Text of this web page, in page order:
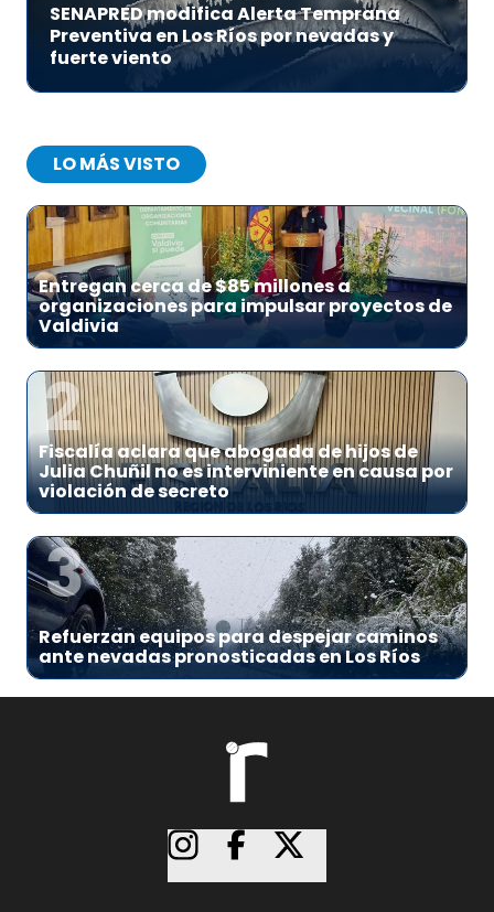
SENAPRED modifica Alerta Temprana
Preventiva en Los Ríos por nevadas y
fuerte viento
LO MÁS VISTO
1
Entregan cerca de $85 millones a
organizaciones para impulsar proyectos de
Valdivia
2
Fiscalía aclara que abogada de hijos de
Julia Chuñil no es interviniente en causa por
violación de secreto
3
Refuerzan equipos para despejar caminos
ante nevadas pronosticadas en Los Ríos